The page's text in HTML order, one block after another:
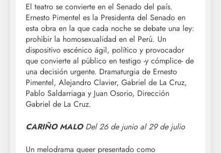
El teatro se convierte en el Senado del país.
Ernesto Pimentel es la Presidenta del Senado en
esta obra en la que cada noche se debate una ley:
prohibir la homosexualidad en el Perú. Un
dispositivo escénico ágil, político y provocador
que convierte al público en testigo -y cómplice- de
una decisión urgente. Dramaturgia de Ernesto
Pimentel, Alejandro Clavier, Gabriel de La Cruz,
Pablo Saldarriaga y Juan Osorio, Dirección
Gabriel de La Cruz.
CARIÑO MALODel 26 de junio al 29 de julio
Un melodrama queer presentado como